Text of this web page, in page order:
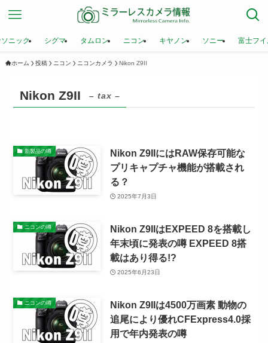
ニック シグマ タムロン ニコン キヤノン ソニー 富士フ
ホーム 投稿 ニコン ニコンカメラ Nikon Z9II
Nikon Z9II – tax –
新製品の噂
Nikon Z9IIにはRAW保存可能な
プリキャプチャ機能が搭載され
る？
2025年7月3日
ニコンの噂
Nikon Z9IIはEXPEED 8を搭載し
年末頃に発表の噂 EXPEED 8搭
載はあり得る!?
2025年6月23日
ニコンの噂
Nikon Z9IIは4500万画素 動物の
追尾により優れCFExpress4.0採
用で年内発表の噂